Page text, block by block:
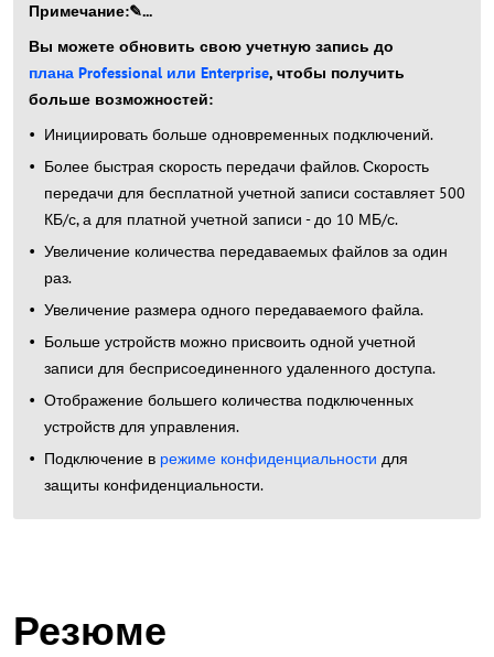
Примечание:✎...
Вы можете обновить свою учетную запись до
плана Professional или Enterprise, чтобы получить
больше возможностей:
Инициировать больше одновременных подключений.
Более быстрая скорость передачи файлов. Скорость
передачи для бесплатной учетной записи составляет 500
КБ/с, а для платной учетной записи - до 10 МБ/с.
Увеличение количества передаваемых файлов за один
раз.
Увеличение размера одного передаваемого файла.
Больше устройств можно присвоить одной учетной
записи для бесприсоединенного удаленного доступа.
Отображение большего количества подключенных
устройств для управления.
Подключение в режиме конфиденциальности для
защиты конфиденциальности.
Резюме